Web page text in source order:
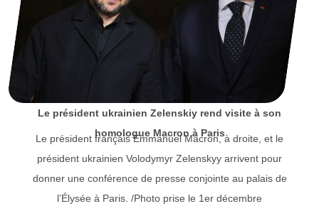
Le président ukrainien Zelenskiy rend visite à son
homologue Macron à Paris
Le président français Emmanuel Macron, à droite, et le
président ukrainien Volodymyr Zelenskyy arrivent pour
donner une conférence de presse conjointe au palais de
l’Élysée à Paris. /Photo prise le 1er décembre